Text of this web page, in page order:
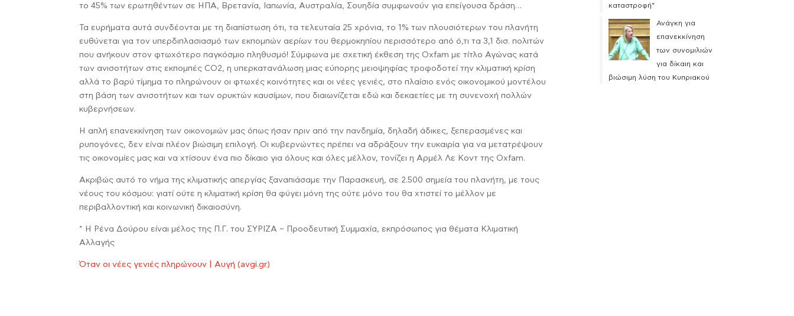
το 45% των ερωτηθέντων σε ΗΠΑ, Βρετανία, Ιαπωνία, Αυστραλία, Σουηδία συμφωνούν για επείγουσα δράση…
Τα ευρήματα αυτά συνδέονται με τη διαπίστωση ότι, τα τελευταία 25 χρόνια, το 1% των πλουσιότερων του πλανήτη
ευθύνεται για τον υπερδιπλασιασμό των εκπομπών αερίων του θερμοκηπίου περισσότερο από ό,τι τα 3,1 δισ. πολιτών
που ανήκουν στον φτωχότερο παγκόσμιο πληθυσμό! Σύμφωνα με σχετική έκθεση της Oxfam με τίτλο Αγώνας κατά
των ανισοτήτων στις εκπομπές CO2, η υπερκατανάλωση μιας εύπορης μειοψηφίας τροφοδοτεί την κλιματική κρίση
αλλά το βαρύ τίμημα το πληρώνουν οι φτωχές κοινότητες και οι νέες γενιές, στο πλαίσιο ενός οικονομικού μοντέλου
στη βάση των ανισοτήτων και των ορυκτών καυσίμων, που διαιωνίζεται εδώ και δεκαετίες με τη συνενοχή πολλών
κυβερνήσεων.
Η απλή επανεκκίνηση των οικονομιών μας όπως ήσαν πριν από την πανδημία, δηλαδή άδικες, ξεπερασμένες και
ρυπογόνες, δεν είναι πλέον βιώσιμη επιλογή. Οι κυβερνώντες πρέπει να αδράξουν την ευκαιρία για να μετατρέψουν
τις οικονομίες μας και να χτίσουν ένα πιο δίκαιο για όλους και όλες μέλλον, τονίζει η Αρμέλ Λε Κοντ της Oxfam.
Ακριβώς αυτό το νήμα της κλιματικής απεργίας ξαναπιάσαμε την Παρασκευή, σε 2.500 σημεία του πλανήτη, με τους
νέους του κόσμου: γιατί ούτε η κλιματική κρίση θα φύγει μόνη της ούτε μόνο του θα χτιστεί το μέλλον με
περιβαλλοντική και κοινωνική δικαιοσύνη.
* Η Ρένα Δούρου είναι μέλος της Π.Γ. του ΣΥΡΙΖΑ – Προοδευτική Συμμαχία, εκπρόσωπος για θέματα Κλιματική
Αλλαγής
Όταν οι νέες γενιές πληρώνουν | Αυγή (avgi.gr)
καταστροφή”
Ανάγκη για
επανεκκίνηση
των συνομιλιών
για δίκαιη και
βιώσιμη λύση του Κυπριακού